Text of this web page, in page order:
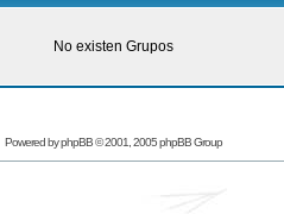
No existen Grupos
Powered byphpBB© 2001, 2005 phpBB Group